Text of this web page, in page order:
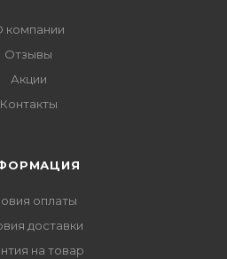
компании
Отзывы
Акции
Контакты
оплаты
доставки
на товар